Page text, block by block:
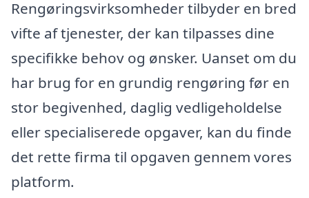
Rengøringsvirksomheder tilbyder en bred
vifte af tjenester, der kan tilpasses dine
specifikke behov og ønsker. Uanset om du
har brug for en grundig rengøring før en
stor begivenhed, daglig vedligeholdelse
eller specialiserede opgaver, kan du finde
det rette firma til opgaven gennem vores
platform.